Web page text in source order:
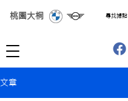
桃園大桐 ​尋找據點
文章